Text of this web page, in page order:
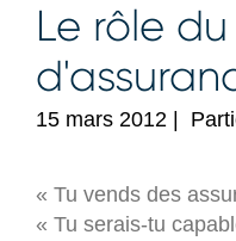
Le rôle
15 mars 2012
« Tu vends des
« Tu serais-tu